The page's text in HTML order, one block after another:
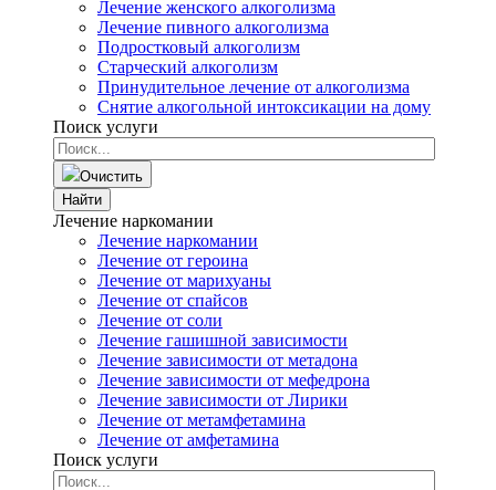
Лечение женского алкоголизма
Лечение пивного алкоголизма
Подростковый алкоголизм
Старческий алкоголизм
Принудительное лечение от алкоголизма
Снятие алкогольной интоксикации на дому
Поиск услуги
Очистить
Найти
Лечение наркомании
Лечение наркомании
Лечение от героина
Лечение от марихуаны
Лечение от спайсов
Лечение от соли
Лечение гашишной зависимости
Лечение зависимости от метадона
Лечение зависимости от мефедрона
Лечение зависимости от Лирики
Лечение от метамфетамина
Лечение от амфетамина
Поиск услуги